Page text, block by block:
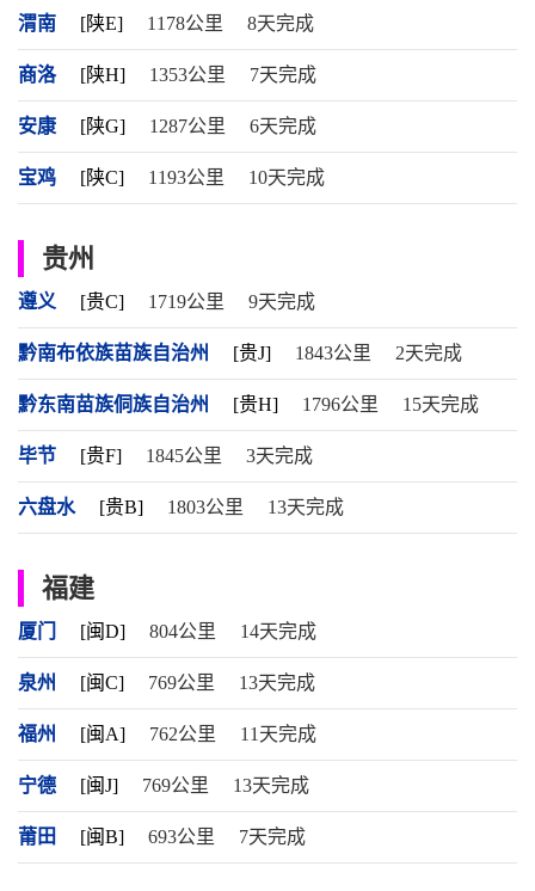
渭南 [陕E] 1178公里 8天完成
商洛 [陕H] 1353公里 7天完成
安康 [陕G] 1287公里 6天完成
宝鸡 [陕C] 1193公里 10天完成
贵州
遵义 [贵C] 1719公里 9天完成
黔南布依族苗族自治州 [贵J] 1843公里 2天完成
黔东南苗族侗族自治州 [贵H] 1796公里 15天完成
毕节 [贵F] 1845公里 3天完成
六盘水 [贵B] 1803公里 13天完成
福建
厦门 [闽D] 804公里 14天完成
泉州 [闽C] 769公里 13天完成
福州 [闽A] 762公里 11天完成
宁德 [闽J] 769公里 13天完成
莆田 [闽B] 693公里 7天完成